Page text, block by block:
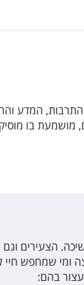
המדע
מושמעת בו
הצעירים וגם
ומי שמחפש
בהם: